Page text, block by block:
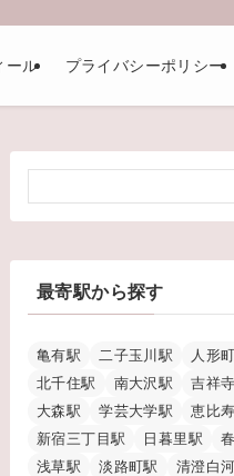
ール プライバシーポリシー
最寄駅から探す
亀有駅 二子玉川駅 人形
北千住駅
南大沢駅 吉祥
大森駅
学芸大学駅
恵比
新宿三丁目駅
日暮里駅
浅草駅
淡路町駅 清澄白